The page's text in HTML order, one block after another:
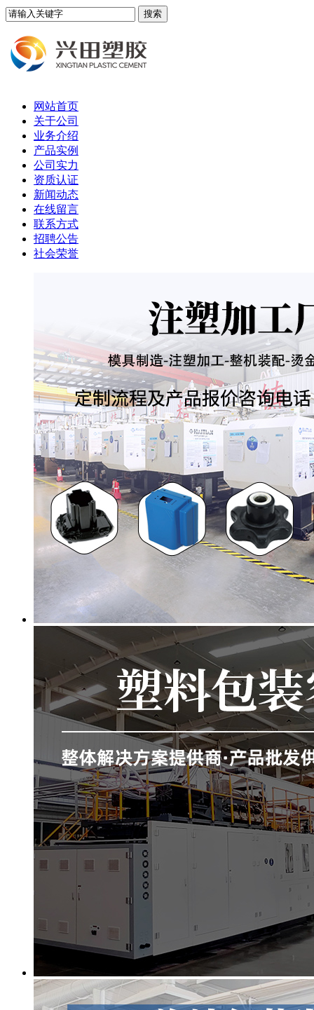
网站首页
关于公司
业务介绍
产品实例
公司实力
资质认证
新闻动态
在线留言
联系方式
招聘公告
社会荣誉